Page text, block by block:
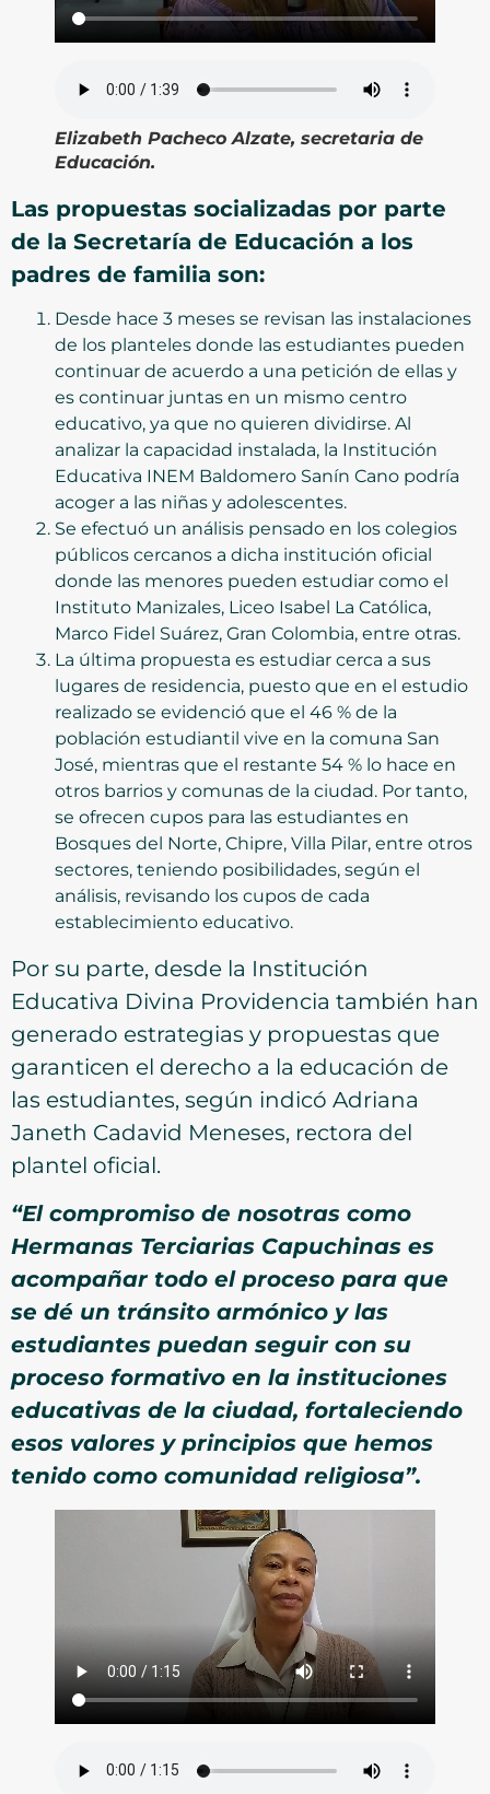
Elizabeth Pacheco Alzate, secretaria de
Educación.
Las propuestas socializadas por parte
de la Secretaría de Educación a los
padres de familia son:
Desde hace 3 meses se revisan las instalaciones
de los planteles donde las estudiantes pueden
continuar de acuerdo a una petición de ellas y
es continuar juntas en un mismo centro
educativo, ya que no quieren dividirse. Al
analizar la capacidad instalada, la Institución
Educativa INEM Baldomero Sanín Cano podría
acoger a las niñas y adolescentes.
Se efectuó un análisis pensado en los colegios
públicos cercanos a dicha institución oficial
donde las menores pueden estudiar como el
Instituto Manizales, Liceo Isabel La Católica,
Marco Fidel Suárez, Gran Colombia, entre otras.
La última propuesta es estudiar cerca a sus
lugares de residencia, puesto que en el estudio
realizado se evidenció que el 46 % de la
población estudiantil vive en la comuna San
José, mientras que el restante 54 % lo hace en
otros barrios y comunas de la ciudad. Por tanto,
se ofrecen cupos para las estudiantes en
Bosques del Norte, Chipre, Villa Pilar, entre otros
sectores, teniendo posibilidades, según el
análisis, revisando los cupos de cada
establecimiento educativo.
Por su parte, desde la Institución
Educativa Divina Providencia también han
generado estrategias y propuestas que
garanticen el derecho a la educación de
las estudiantes, según indicó Adriana
Janeth Cadavid Meneses, rectora del
plantel oficial.
“Elcompromiso de nosotras como
Hermanas Terciarias Capuchinas es
acompañar todo el proceso para que
se dé un tránsito armónico y las
estudiantes puedan seguir con su
proceso formativo en la instituciones
educativas de la ciudad, fortaleciendo
esos valores y principios que hemos
tenido como comunidad religiosa”.